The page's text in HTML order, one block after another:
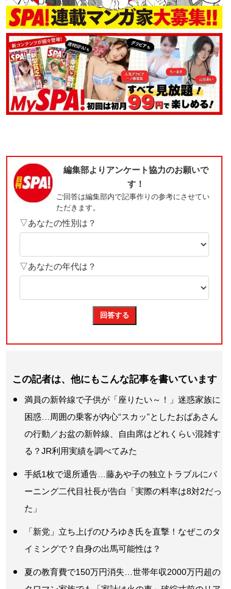
この記者は、他にもこんな記事を書いています
満員の新幹線で子供が「座りたい～！」迷惑家族に
困惑…周囲の乗客が内心“スカッ”としたおばあさん
の行動／お盆の新幹線、自由席はどれくらい混雑す
る？JR利用実績を調べてみた
手紙1枚で退所通告…藤あや子の独立トラブルにバ
ーニング二代目社長が告白「実際の料率は8対2だっ
た」
「新党」立ち上げのひろゆき氏を直撃！なぜこのタ
イミングで？自身の出馬可能性は？
夏の教育費で150万円消失…世帯年収2000万円超の